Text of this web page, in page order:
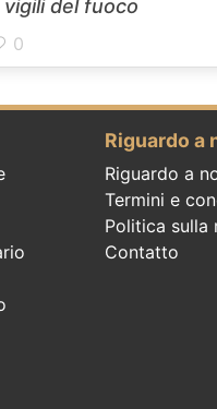
vigili del fuoco
Riguardo a
Riguardo a
Termini e
Politica sulla
Contatto